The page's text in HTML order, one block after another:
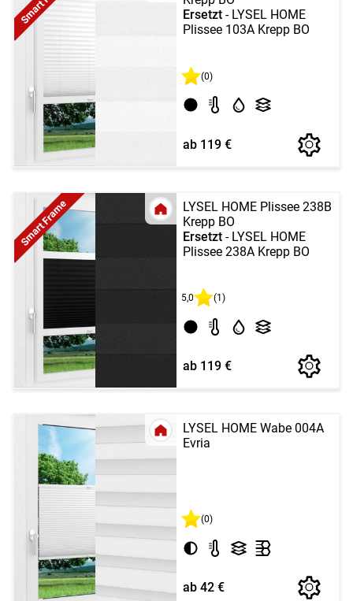
Ersetzt - LYSEL HOME
Plissee 103A Krepp BO
(0)
ab 119 €
LYSEL HOME Plissee 238B
Krepp BO
Ersetzt - LYSEL HOME
Plissee 238A Krepp BO
Smart Frame
5,0 (1)
ab 119 €
LYSEL HOME Wabe 004A
Evria
(0)
ab 42 €